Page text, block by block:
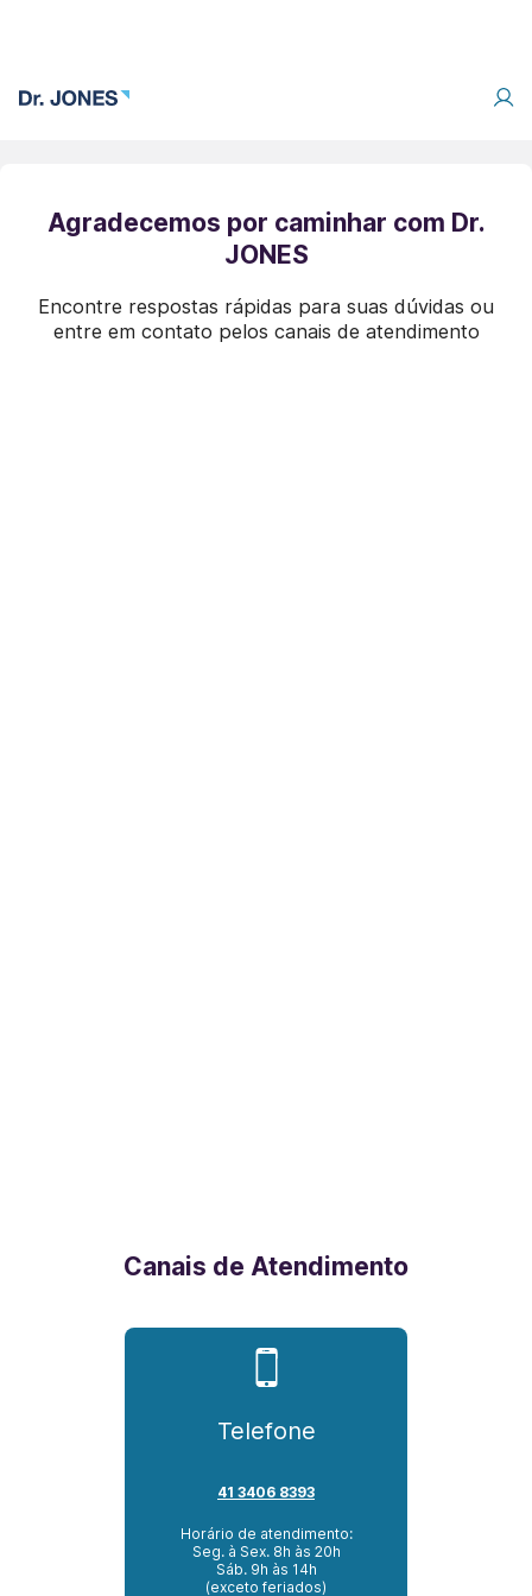
Agradecemos por caminhar com Dr.
JONES
Encontre respostas rápidas para suas dúvidas ou
entre em contato pelos canais de atendimento
Canais de Atendimento
Telefone
41 3406 8393
Horário de atendimento:
Seg. à Sex. 8h às 20h
Sáb. 9h às 14h
(exceto feriados)